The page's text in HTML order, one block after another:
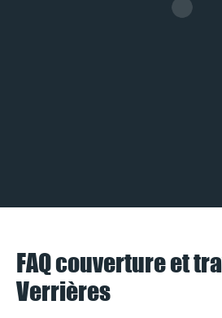
FAQ couverture et
Verrières